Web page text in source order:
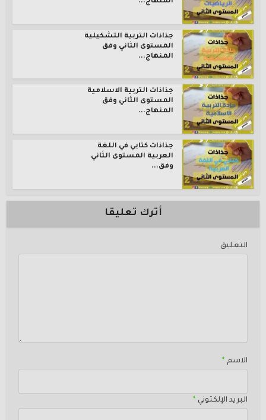
جذاذات التربية التشكيلية
المستوى الثاني وفق
المنهاج...
جذاذات التربية الاسلامية
المستوى الثاني وفق
المنهاج...
جذاذات كتابي في اللغة
العربية المستوى الثاني
وفق...
أترك تعليقا
التعليق
الاسم *
البريد الإلكتوني *